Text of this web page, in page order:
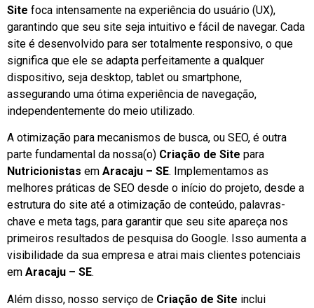
Site foca intensamente na experiência do usuário (UX),
garantindo que seu site seja intuitivo e fácil de navegar. Cada
site é desenvolvido para ser totalmente responsivo, o que
significa que ele se adapta perfeitamente a qualquer
dispositivo, seja desktop, tablet ou smartphone,
assegurando uma ótima experiência de navegação,
independentemente do meio utilizado.
A otimização para mecanismos de busca, ou SEO, é outra
parte fundamental da nossa(o) Criação de Site para
Nutricionistas em Aracaju – SE. Implementamos as
melhores práticas de SEO desde o início do projeto, desde a
estrutura do site até a otimização de conteúdo, palavras-
chave e meta tags, para garantir que seu site apareça nos
primeiros resultados de pesquisa do Google. Isso aumenta a
visibilidade da sua empresa e atrai mais clientes potenciais
em Aracaju – SE.
Além disso, nosso serviço de Criação de Site inclui